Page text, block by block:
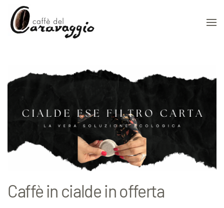
Skip to main content
Caffè in cialde in offerta